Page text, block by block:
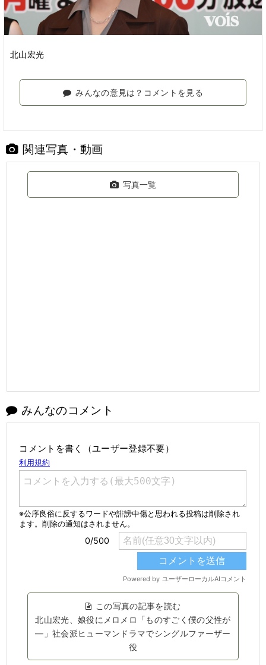
北山宏光
みんなの意見は？コメントを見る
関連写真・動画
写真一覧
みんなのコメント
コメントを書く（ユーザー登録不要）
この写真の記事を読む
北山宏光、娘役にメロメロ「ものすごく僕の父性が
―」社会派ヒューマンドラマでシングルファーザー
役